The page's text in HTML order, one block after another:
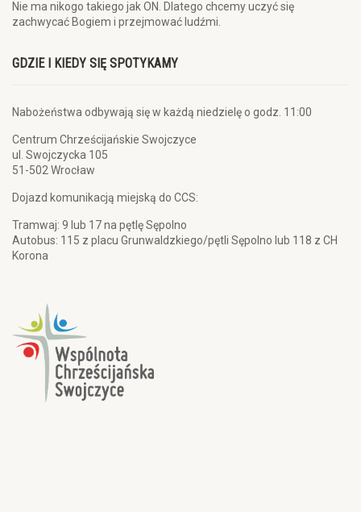
Nie ma nikogo takiego jak ON. Dlatego chcemy uczyć się
zachwycać Bogiem i przejmować ludźmi.
GDZIE I KIEDY SIĘ SPOTYKAMY
Nabożeństwa odbywają się w każdą niedzielę o godz. 11:00
Centrum Chrześcijańskie Swojczyce
ul. Swojczycka 105
51-502 Wrocław
Dojazd komunikacją miejską do CCS:
Tramwaj: 9 lub 17 na pętlę Sępolno
Autobus: 115 z placu Grunwaldzkiego/pętli Sępolno lub 118 z CH
Korona